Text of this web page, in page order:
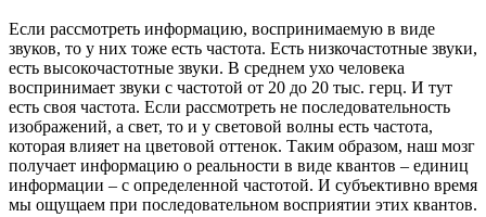
Если рассмотреть информацию, воспринимаемую в виде
звуков, то у них тоже есть частота. Есть низкочастотные звуки,
есть высокочастотные звуки. В среднем ухо человека
воспринимает звуки с частотой от 20 до 20 тыс. герц. И тут
есть своя частота. Если рассмотреть не последовательность
изображений, а свет, то и у световой волны есть частота,
которая влияет на цветовой оттенок. Таким образом, наш мозг
получает информацию о реальности в виде квантов – единиц
информации – с определенной частотой. И субъективно время
мы ощущаем при последовательном восприятии этих квантов.